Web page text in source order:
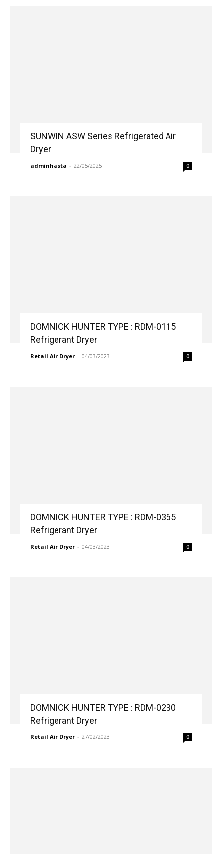
SUNWIN ASW Series Refrigerated Air
Dryer
adminhasta - 22/05/2025 0
DOMNICK HUNTER TYPE : RDM-0115
Refrigerant Dryer
Retail Air Dryer - 04/03/2023 0
DOMNICK HUNTER TYPE : RDM-0365
Refrigerant Dryer
Retail Air Dryer - 04/03/2023 0
DOMNICK HUNTER TYPE : RDM-0230
Refrigerant Dryer
Retail Air Dryer - 27/02/2023 0